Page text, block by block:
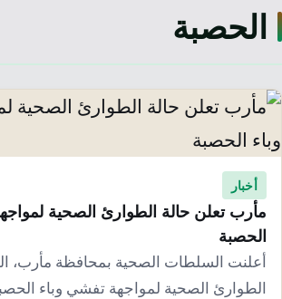
مياه
قصص نجاح
مبادرات
سياحة
تراث
ثقافة
التغير المناخي
محميات
التلوث
تحديات
حلول
إرشاد زراعي
نساء
قضايا
انفوجرافيك
الحصبة
أخبار
مأرب تعلن حالة الطوارئ الصحية
الحصبة
أعلنت السلطات الصحية بمحافظة مأرب،
الطوارئ الصحية لمواجهة تفشي وباء